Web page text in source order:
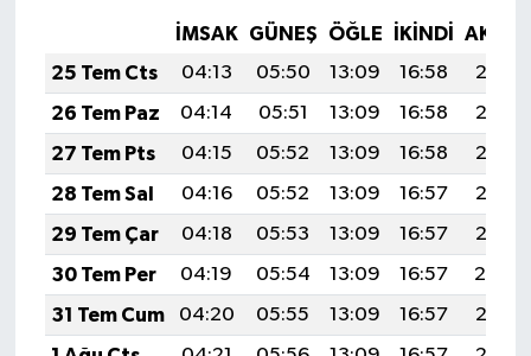
İMSAK GÜNEŞ ÖĞLE İKINDI
25 Tem Cts
04:13 05:50 13:09 16:58
20:18
26 Tem Paz
04:14 05:51 13:09 16:58
20:17
27 Tem Pts
04:15 05:52 13:09 16:58
20:16
28 Tem Sal
04:16 05:52 13:09 16:57
20:15
29 Tem Çar
04:18 05:53 13:09 16:57
20:15
30 Tem Per
04:19 05:54 13:09 16:57
20:14
31 Tem Cum
04:20 05:55 13:09 16:57
20:13